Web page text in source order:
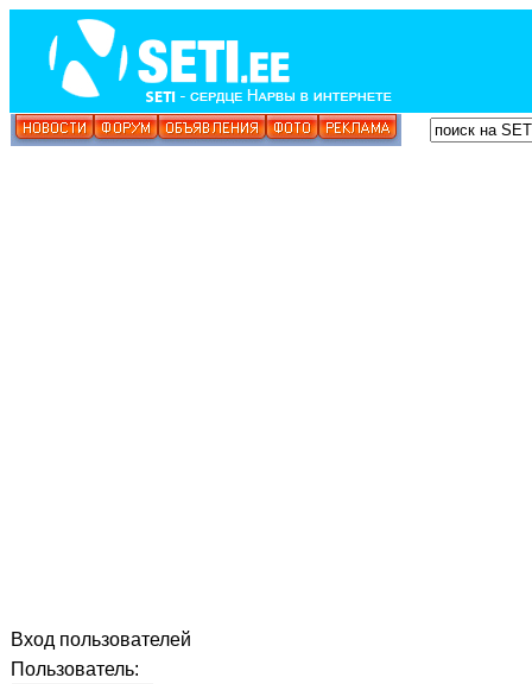
Вход пользователей
Пользователь: